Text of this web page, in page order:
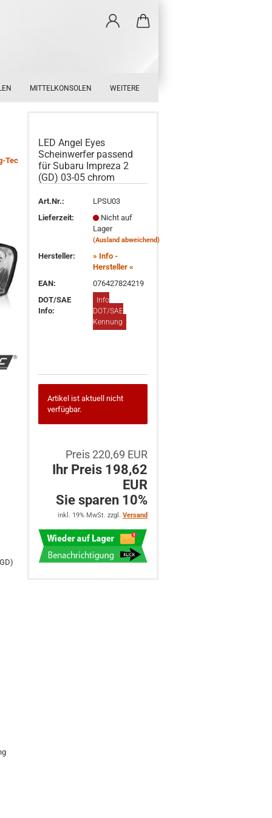
MITTELKONSOLEN WEITERE
Tec
LED Angel Eyes
Scheinwerfer passend
für Subaru Impreza 2
(GD) 03-05 chrom
Art.Nr.:
LPSU03
Lieferzeit:
Nicht auf
Lager
(Ausland abweichend)
Hersteller:
» Info -
Hersteller «
EAN:
076427824219
DOT/SAE
Info:
Info
DOT/SAE
Kennung
Artikel ist aktuell nicht
verfügbar.
Preis 220,69 EUR
Ihr Preis 198,62
EUR
Sie sparen 10%
inkl. 19% MwSt. zzgl. Versand